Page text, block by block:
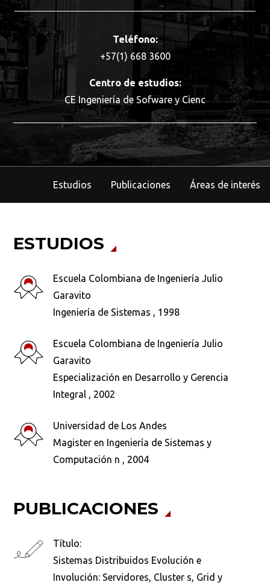
Teléfono:
+57(1) 668 3600
Centro de estudios:
CE Ingeniería de Sofware y Cienc
Estudios Publicaciones Áreas de interés
ESTUDIOS
Escuela Colombiana de Ingeniería Julio
Garavito
Ingeniería de Sistemas , 1998
Escuela Colombiana de Ingeniería Julio
Garavito
Especialización en Desarrollo y Gerencia
Integral , 2002
Universidad de Los Andes
Magister en Ingeniería de Sistemas y
Computación n , 2004
PUBLICACIONES
Título:
Sistemas Distribuidos Evolución e
Involución: Servidores, Cluster s, Grid y